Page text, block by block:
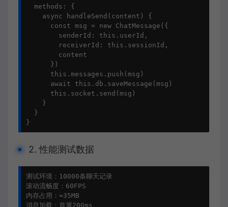
  methods: {
    async handleSend(content) {
      const msg = new ChatMessage({
        senderId: this.userId,
        receiverId: this.sessionId,
        content
      })
      this.messages.push(msg)
      await this.db.saveMessage(msg)
      this.socket.send(msg)
    }
  }
2. 性能测试数据
测试环境：10000条聊天记录
滚动流畅度：60FPS
内存占用：≈35MB